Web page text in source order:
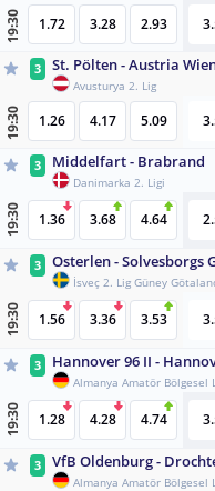
19:30 1.72 3.28 2.93
3 St. Pölten - Austria
Avusturya 2. Lig
19:30 1.26 4.17 5.09
3 Middelfart - Brabrand
Danimarka 2. Ligi
19:30 1.36 3.68 4.64
3 Osterlen - Solvesborgs
İsveç 2. Lig Güney
19:30 1.56 3.36 3.53
3 Hannover 96 II -
Almanya Amatör Bölgesel
19:30 1.28 4.28 4.74
3 VfB Oldenburg -
Almanya Amatör Bölgesel